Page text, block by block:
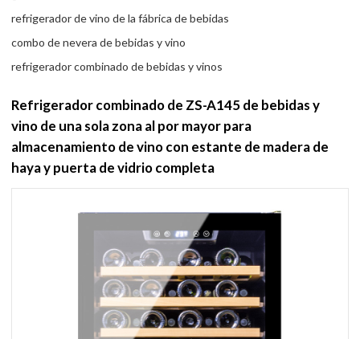
refrigerador de vino de la fábrica de bebidas
combo de nevera de bebidas y vino
refrigerador combinado de bebidas y vinos
Refrigerador combinado de ZS-A145 de bebidas y
vino de una sola zona al por mayor para
almacenamiento de vino con estante de madera de
haya y puerta de vidrio completa